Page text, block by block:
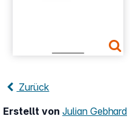
Zurück
Erstellt von Julian Gebhard